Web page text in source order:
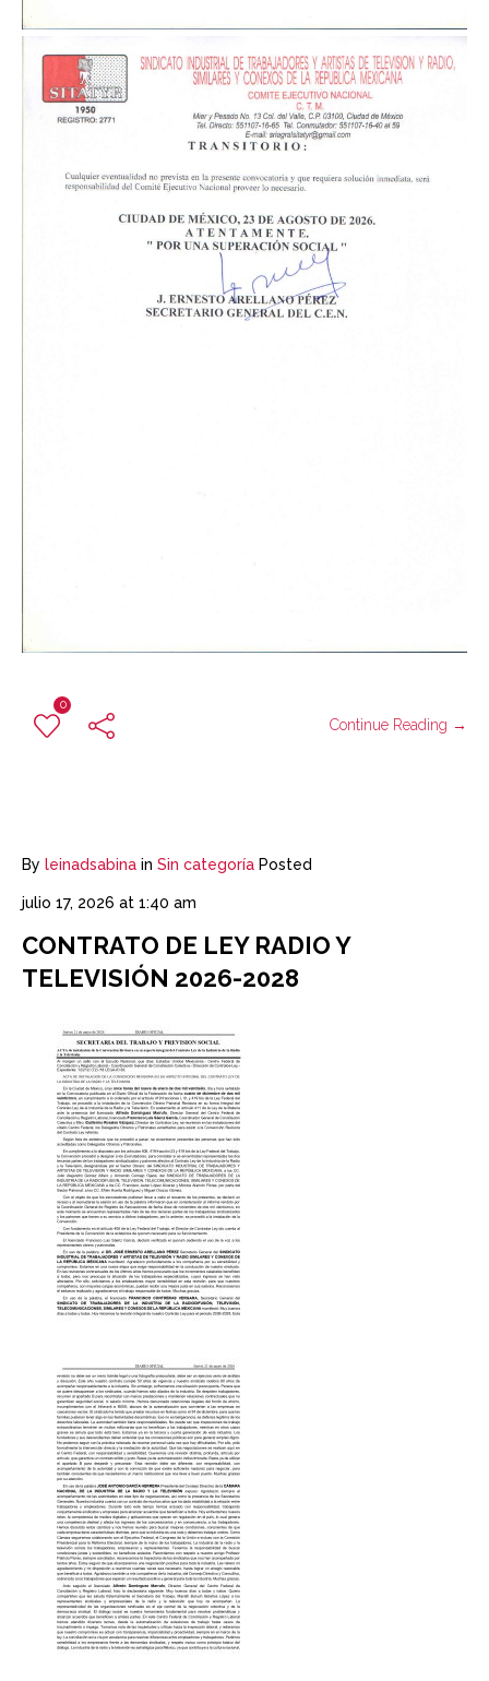
0
Continue Reading →
By leinadsabina in Sin categoría Posted
julio 17, 2026 at 1:40 am
CONTRATO DE LEY RADIO Y
TELEVISIÓN 2026-2028